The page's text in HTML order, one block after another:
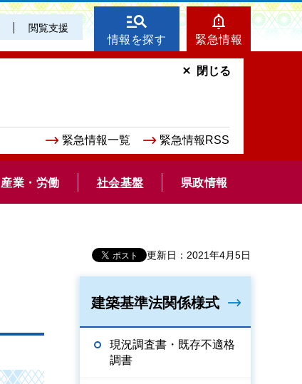
閲覧支援
情報を探す 緊急情報
緊急情報一覧 緊急情報RSS
閉じる
産業・労働 社会基盤 県政情報
更新日：2021年4月5日
建築基準法関係様式
現況調査書・既存不適格
調書